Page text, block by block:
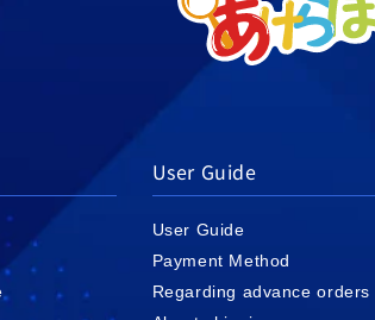
User Guide
User Guide
Payment Method
Regarding advance orders